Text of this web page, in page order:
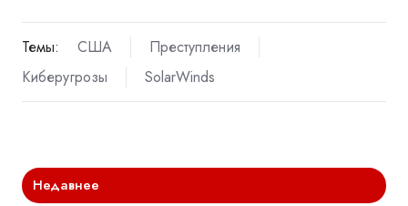
Темы: США
Преступления
Киберугрозы
SolarWinds
Недавнее